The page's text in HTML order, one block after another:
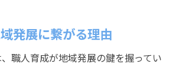
発展に繋がる理由
職人育成が地域発展の鍵を握ってい